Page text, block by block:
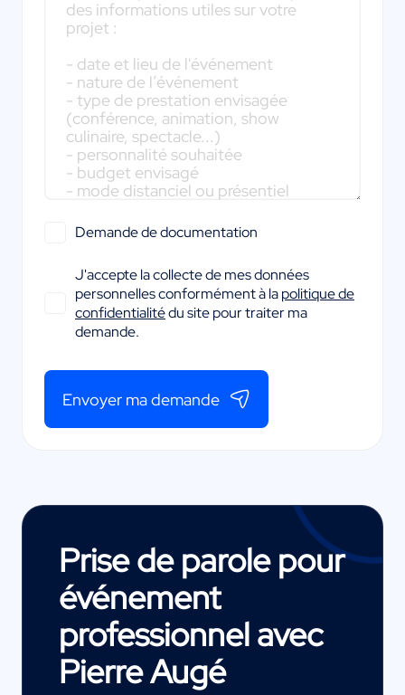
Demande de documentation
J'accepte la collecte de mes données
personnelles conformément à lapolitique de
confidentialitédu site pour traiter ma
demande.
Envoyer ma demande
Prise de parole pour
événement
professionnel avec
Pierre Augé